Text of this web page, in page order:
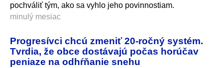
pochváliť tým, ako sa vyhlo jeho povinnostiam.
minulý mesiac
Progresívci chcú zmeniť 20-ročný systém.
Tvrdia, že obce dostávajú počas horúčav
peniaze na odhŕňanie snehu